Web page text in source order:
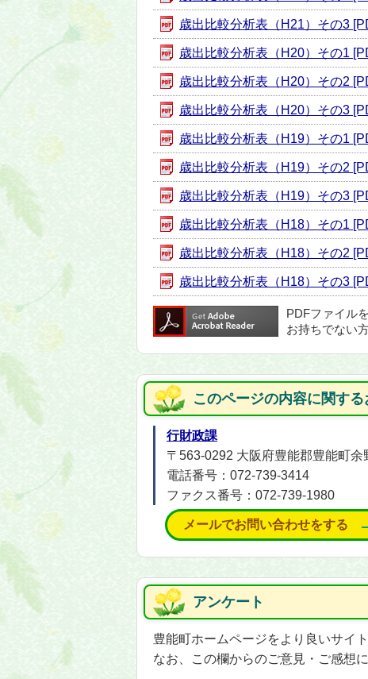
歳出比較分析表（H21）その3
歳出比較分析表（H20）その1
歳出比較分析表（H20）その2
歳出比較分析表（H20）その3
歳出比較分析表（H19）その1
歳出比較分析表（H19）その2
歳出比較分析表（H19）その3
歳出比較分析表（H18）その1
歳出比較分析表（H18）その2
歳出比較分析表（H18）その3
PDFファイル
お持ちでない
このページの内容に関す
行財政課
〒563-0292 大阪府豊能郡豊能町
電話番号：072-739-3414
ファクス番号：072-739-1980
メールでお問い合わせをする
アンケート
豊能町ホームページをより良いサイ
なお、この欄からのご意見・ご感想